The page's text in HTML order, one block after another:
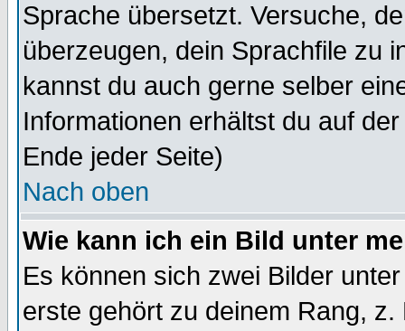
Sprache übersetzt. Versuche,
überzeugen, dein Sprachfile zu
kannst du auch gerne selber
Informationen erhältst du auf
Ende jeder Seite)
Nach oben
Wie kann ich ein Bild unter
Es können sich zwei Bilder
erste gehört zu deinem Rang,